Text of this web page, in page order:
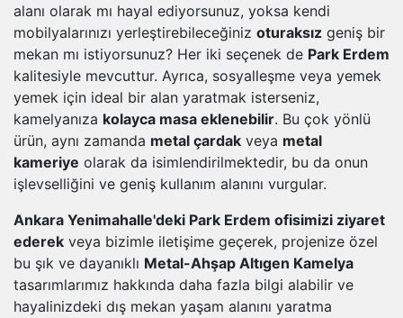
alanı olarak mı hayal ediyorsunuz, yoksa kendi
mobilyalarınızı yerleştirebileceğiniz oturaksız geniş bir
mekan mı istiyorsunuz? Her iki seçenek de Park Erdem
kalitesiyle mevcuttur. Ayrıca, sosyalleşme veya yemek
yemek için ideal bir alan yaratmak isterseniz,
kamelyanıza kolayca masa eklenebilir. Bu çok yönlü
ürün, aynı zamanda metal çardak veya metal
kameriye olarak da isimlendirilmektedir, bu da onun
işlevselliğini ve geniş kullanım alanını vurgular.
Ankara Yenimahalle'deki Park Erdem ofisimizi ziyaret
ederek veya bizimle iletişime geçerek, projenize özel
bu şık ve dayanıklı Metal-Ahşap Altıgen Kamelya
tasarımlarımız hakkında daha fazla bilgi alabilir ve
hayalinizdeki dış mekan yaşam alanını yaratma